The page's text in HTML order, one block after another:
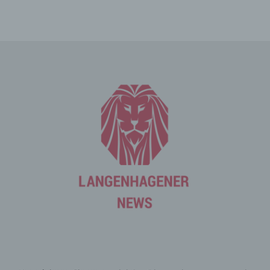
Internetbrowser oder andere Softwareprogramme
gelöscht werden. Dies ist in allen gängigen
Internetbrowsern möglich. Deaktiviert die betroffene
Person die Setzung von Cookies in dem genutzten
Internetbrowser, sind unter Umständen nicht alle
Funktionen unserer Internetseite vollumfänglich nutzbar.
Erfassung von allgemeinen Daten
und Informationen